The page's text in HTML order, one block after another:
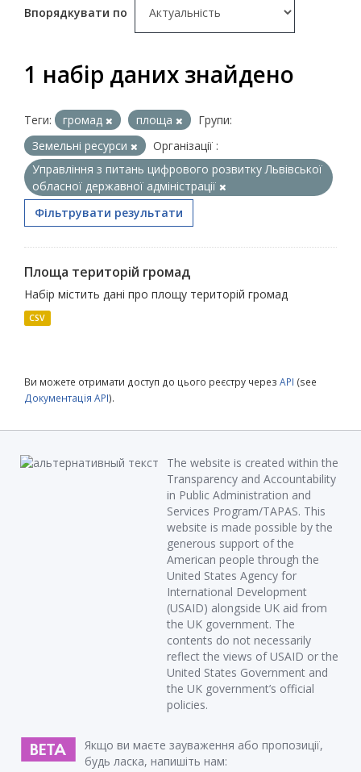
Впорядкувати по
1 набір даних знайдено
Теги: громад площа
Групи:
Земельні ресурси
Організації :
Управління з питань цифрового розвитку Львівської
обласної державної адміністрації
Фільтрувати результати
Площа територій громад
Набір містить дані про площу територій громад
CSV
Ви можете отримати доступ до цього реєстру через API (see
Документація API).
The website is created within the
Transparency and Accountability
in Public Administration and
Services Program/TAPAS. This
website is made possible by the
generous support of the
American people through the
United States Agency for
International Development
(USAID) alongside UK aid from
the UK government. The
contents do not necessarily
reflect the views of USAID or the
United States Government and
the UK government’s official
policies.
Якщо ви маєте зауваження або пропозиції,
будь ласка, напишіть нам: